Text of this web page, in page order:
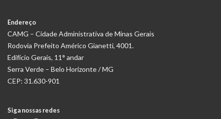
Endereço
CAMG – Cidade Administrativa de Minas Gerais
Rodovia Prefeito Américo Gianetti, 4001.
Edifício Gerais, 11° andar
Serra Verde – Belo Horizonte / MG
CEP: 31.630-901
Siga nossas redes